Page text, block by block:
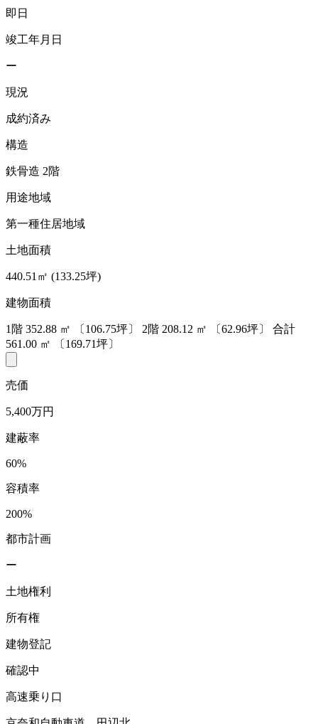
即日
竣工年月日
ー
現況
成約済み
構造
鉄骨造 2階
用途地域
第一種住居地域
土地面積
440.51㎡ (133.25坪)
建物面積
1階 352.88 ㎡ 〔106.75坪〕 2階 208.12 ㎡ 〔62.96坪〕
合計
561.00 ㎡ 〔169.71坪〕
売価
5,400万円
建蔽率
60%
容積率
200%
都市計画
ー
土地権利
所有権
建物登記
確認中
高速乗り口